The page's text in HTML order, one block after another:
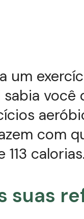
um
você
com
calorias.
suas